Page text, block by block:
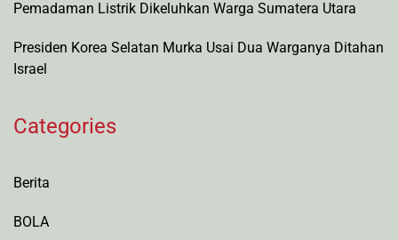
Pemadaman Listrik Dikeluhkan Warga Sumatera Utara
Presiden Korea Selatan Murka Usai Dua Warganya Ditahan
Israel
Categories
Berita
BOLA